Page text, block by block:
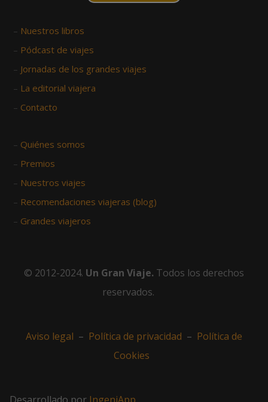
– Nuestros libros
– Pódcast de viajes
– Jornadas de los grandes viajes
– La editorial viajera
– Contacto
– Quiénes somos
– Premios
– Nuestros viajes
– Recomendaciones viajeras (blog)
– Grandes viajeros
© 2012-2024. Un Gran Viaje. Todos los derechos
reservados.
Aviso legal – Política de privacidad – Política de
Cookies